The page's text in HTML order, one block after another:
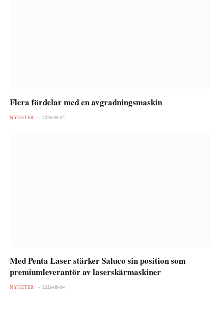
Flera fördelar med en avgradningsmaskin
NYHETER 2026-08-05
Med Penta Laser stärker Saluco sin position som
premiumleverantör av laserskärmaskiner
NYHETER 2026-08-04